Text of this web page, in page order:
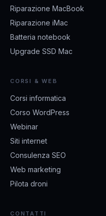
Riparazione MacBook
Riparazione iMac
Batteria notebook
Upgrade SSD Mac
CORSI & WEB
Corsi informatica
Corso WordPress
Webinar
Siti internet
Consulenza SEO
Web marketing
Pilota droni
CONTATTI